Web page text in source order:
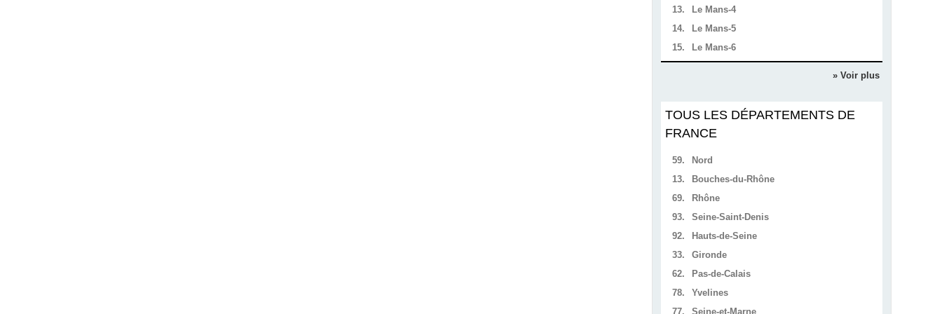
13.
Le Mans-4
14.
Le Mans-5
15.
Le Mans-6
» Voir plus
TOUS LES DÉPARTEMENTS DE
FRANCE
59.
Nord
13.
Bouches-du-Rhône
69.
Rhône
93.
Seine-Saint-Denis
92.
Hauts-de-Seine
33.
Gironde
62.
Pas-de-Calais
78.
Yvelines
77.
Seine-et-Marne